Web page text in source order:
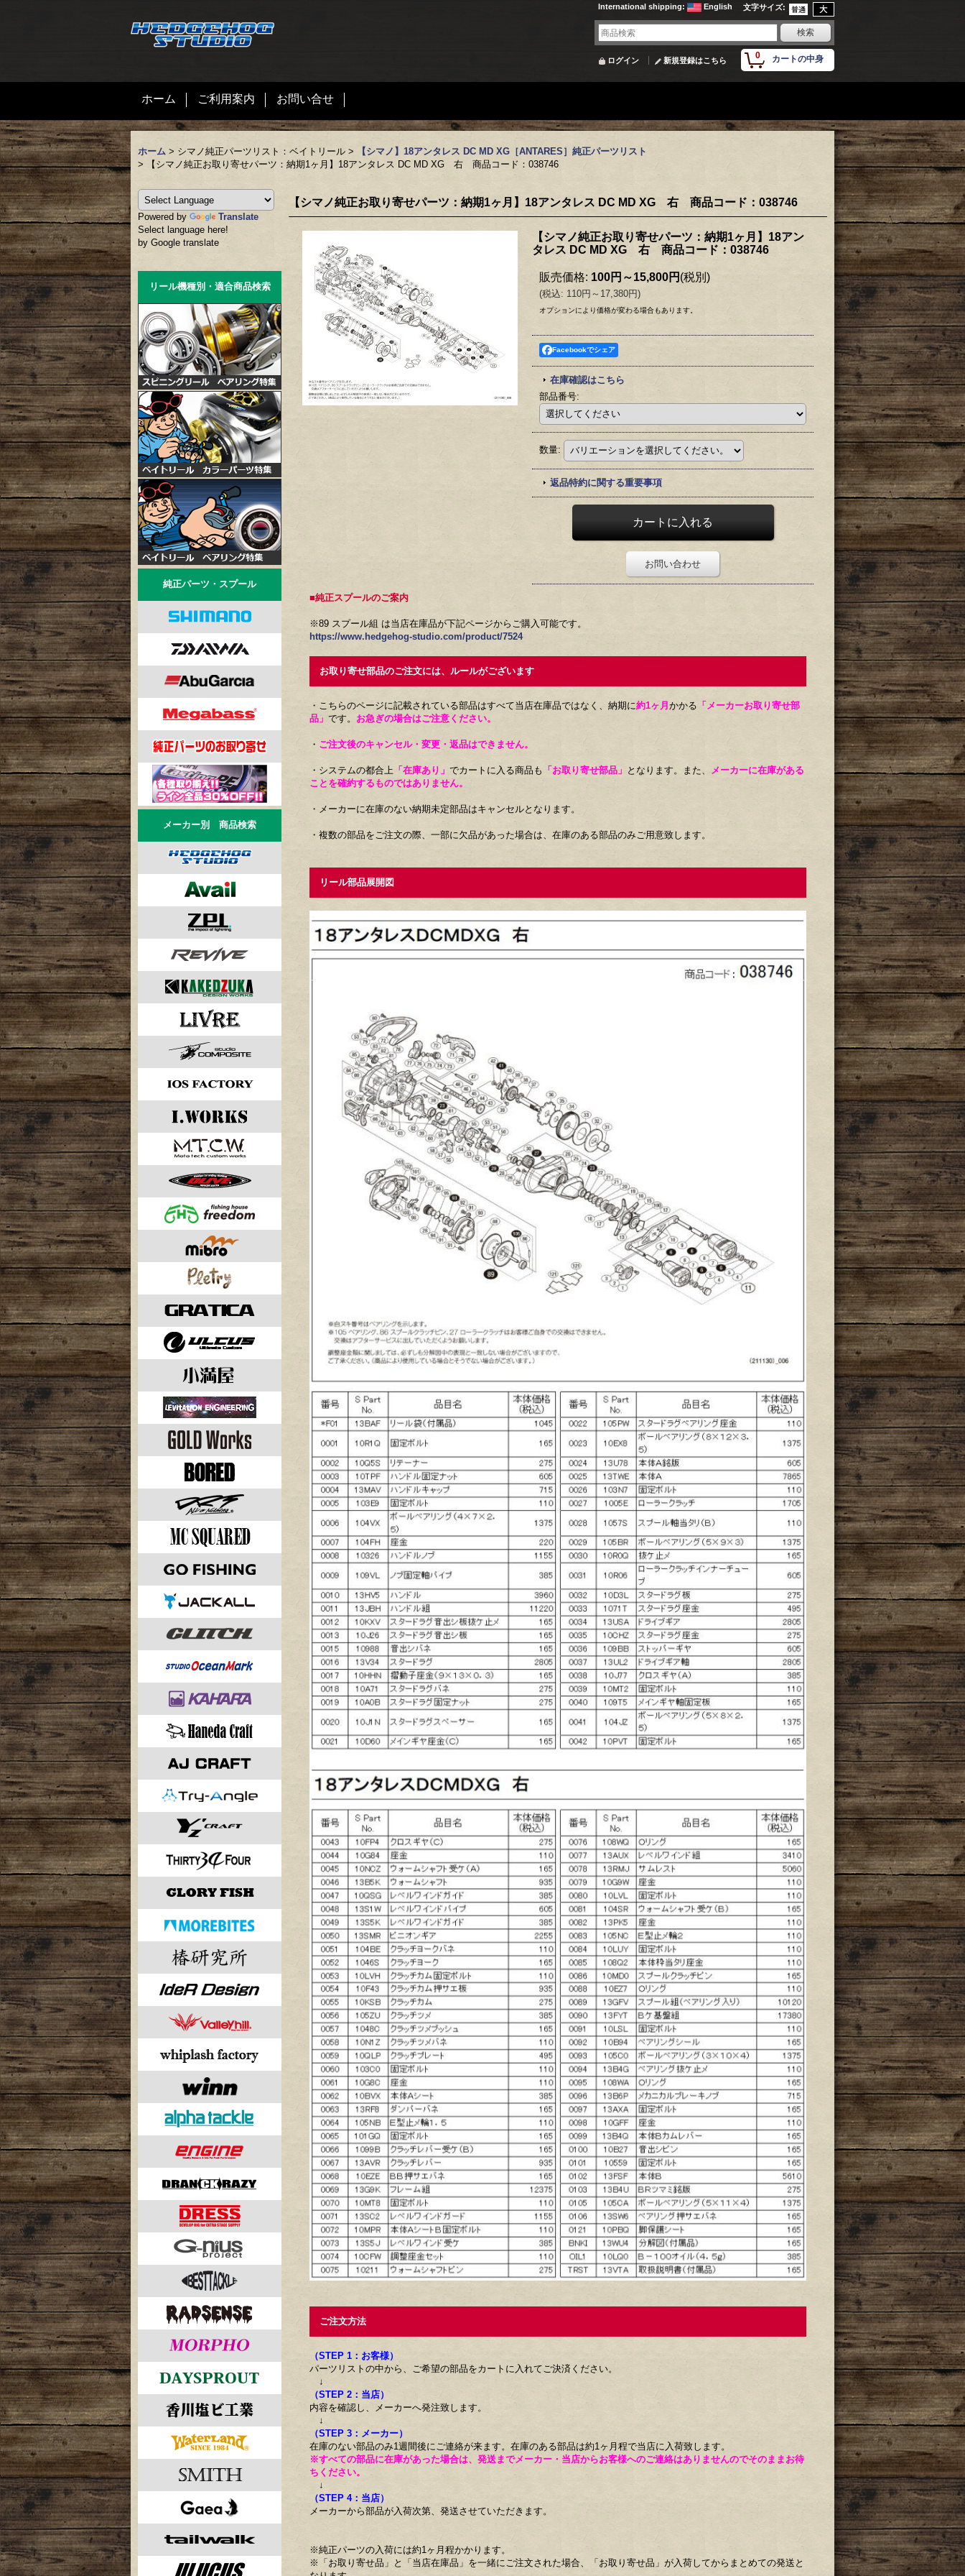
文字サイズ:
International shipping: English
0 カートの中身
ログイン 新規登録はこちら
ホーム ご利用案内 お問い合せ
ホーム > シマノ純正パーツリスト：ベイトリール >
【シマノ】18アンタレス DC MD XG［ANTARES］純正パーツリスト
>
【シマノ純正お取り寄せパーツ：納期1ヶ月】18アンタレス DC MD XG 右 商品コード：038746
Powered by
Translate
Select language here!
by Google translate
リール機種別・適合商品検索
純正パーツ・スプール
メーカー別 商品検索
【シマノ純正お取り寄せパーツ：納期1ヶ月】18アンタレス DC MD XG 右 商品コード：038746
【シマノ純正お取り寄せパーツ：納期1ヶ月】18アン
タレス DC MD XG 右 商品コード：038746
販売価格: 100円～15,800円 (税別)
(税込: 110円～17,380円)
オプションにより価格が変わる場合もあります。
Facebookでシェア
在庫確認はこちら
部品番号:
数量:
返品特約に関する重要事項
お問い合わせ
■純正スプールのご案内
※89 スプール組 は当店在庫品が下記ページからご購入可能です。
https://www.hedgehog-studio.com/product/7524
お取り寄せ部品のご注文には、ルールがございます
・こちらのページに記載されている部品はすべて当店在庫品ではなく、納期に約1ヶ月 かかる 「メーカーお取り寄せ部
品」 です。 お急ぎの場合はご注意ください。
・ ご注文後のキャンセル・変更・返品はできません。
・システムの都合上 「在庫あり」 でカートに入る商品も 「お取り寄せ部品」 となります。また、 メーカーに在庫がある
ことを確約するものではありません。
・メーカーに在庫のない納期未定部品はキャンセルとなります。
・複数の部品をご注文の際、一部に欠品があった場合は、在庫のある部品のみご用意致します。
リール部品展開図
ご注文方法
（STEP 1：お客様）
パーツリストの中から、ご希望の部品をカートに入れてご決済ください。
↓
（STEP 2：当店）
内容を確認し、メーカーへ発注致します。
↓
（STEP 3：メーカー）
在庫のない部品のみ1週間後にご連絡が来ます。在庫のある部品は約1ヶ月程で当店に入荷致します。
※すべての部品に在庫があった場合は、発送までメーカー・当店からお客様へのご連絡はありませんのでそのままお待
ちください。
↓
（STEP 4：当店）
メーカーから部品が入荷次第、発送させていただきます。
※純正パーツの入荷には約1ヶ月程かかります。
※「お取り寄せ品」と「当店在庫品」を一緒にご注文された場合、「お取り寄せ品」が入荷してからまとめての発送と